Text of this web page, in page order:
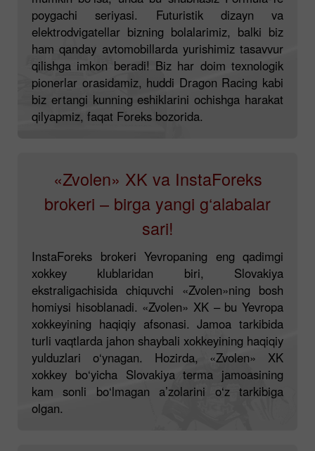
poygachi seriyasi. Futuristik dizayn va
elektrodvigatellar bizning bolalarimiz, balki biz
ham qanday avtomobillarda yurishimiz tasavvur
qilishga imkon beradi! Biz har doim texnologik
pionerlar orasidamiz, huddi Dragon Racing kabi
biz ertangi kunning eshiklarini ochishga harakat
qilyapmiz, faqat Foreks bozorida.
«Zvolen» XK va InstaForeks
brokeri – birga yangi g‘alabalar
sari!
InstaForeks brokeri Yevropaning eng qadimgi
xokkey klublaridan biri, Slovakiya
ekstraligachisida chiquvchi «Zvolen»ning bosh
homiysi hisoblanadi. «Zvolen» XK – bu Yevropa
xokkeyining haqiqiy afsonasi. Jamoa tarkibida
turli vaqtlarda jahon shaybali xokkeyining haqiqiy
yulduzlari o‘ynagan. Hozirda, «Zvolen» XK
xokkey bo‘yicha Slovakiya terma jamoasining
kam sonli bo‘lmagan a’zolarini o‘z tarkibiga
olgan.